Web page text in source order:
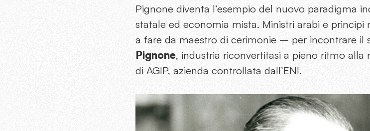
Pignone diventa l’esempio del nuovo paradigma
statale ed economia mista. Ministri arabi e
a fare da maestro di cerimonie – per incontrare il
Pignone, industria riconvertitasi a pieno ritmo alla
di AGIP, azienda controllata dall’ENI.